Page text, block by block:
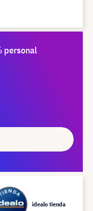
personal
idealo tienda